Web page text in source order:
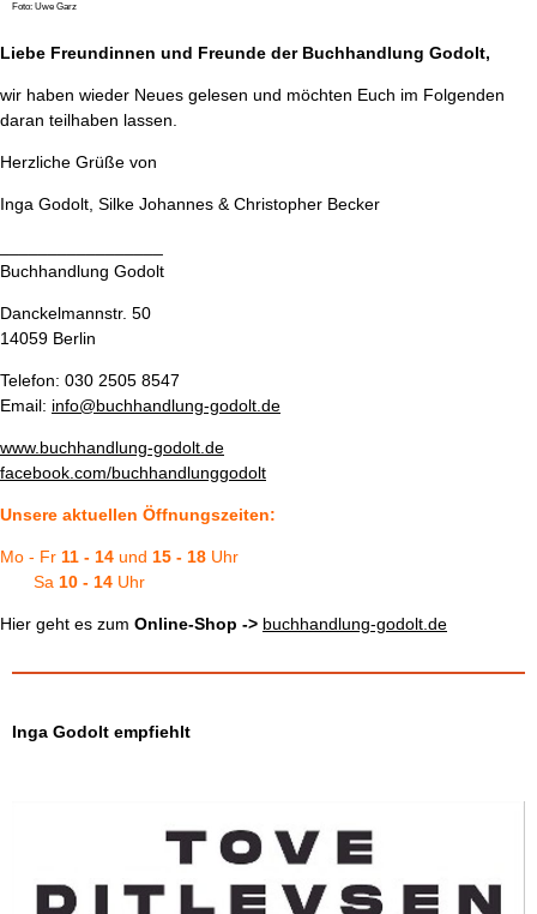
Foto: Uwe Garz
Liebe Freundinnen und Freunde der Buchhandlung Godolt,
wir haben wieder Neues gelesen und möchten Euch im Folgenden
daran teilhaben lassen.
Herzliche Grüße von
Inga Godolt, Silke Johannes & Christopher Becker
Buchhandlung Godolt
Danckelmannstr. 50
14059 Berlin
Telefon: 030 2505 8547
Email: info@buchhandlung-godolt.de
www.buchhandlung-godolt.de
facebook.com/buchhandlunggodolt
Unsere aktuellen Öffnungszeiten:
Mo - Fr 11 - 14 und 15 - 18 Uhr
Sa 10 - 14 Uhr
Hier geht es zum Online-Shop -> buchhandlung-godolt.de
Inga Godolt empfiehlt